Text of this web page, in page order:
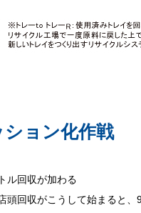
ョン化作戦
ル回収が加わる
頭回収がこうして始まると、